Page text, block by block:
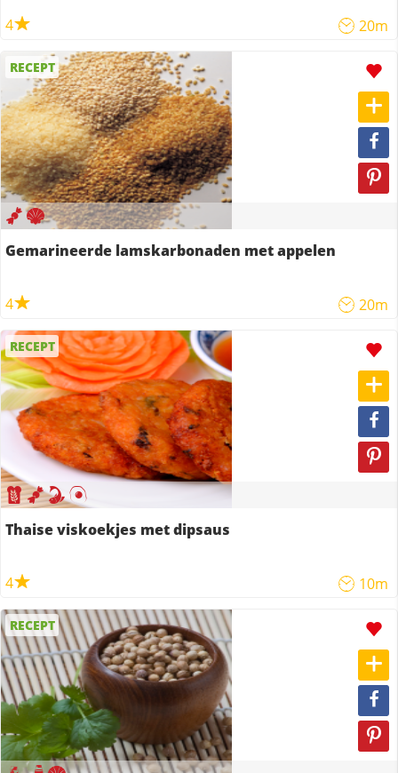
4 20m
RECEPT
Gemarineerde lamskarbonaden met appelen
4 20m
RECEPT
Thaise viskoekjes met dipsaus
4 10m
RECEPT